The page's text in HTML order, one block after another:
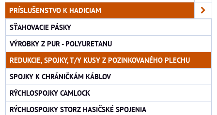
PRÍSLUŠENSTVO K HADICIAM
SŤAHOVACIE PÁSKY
VÝROBKY Z PUR - POLYURETANU
REDUKCIE, SPOJKY, T/Y KUSY Z POZINKOVANÉHO PLECHU
SPOJKY K CHRÁNIČKÁM KÁBLOV
RÝCHLOSPOJKY CAMLOCK
RÝCHLOSPOJKY STORZ HASIČSKÉ SPOJENIA